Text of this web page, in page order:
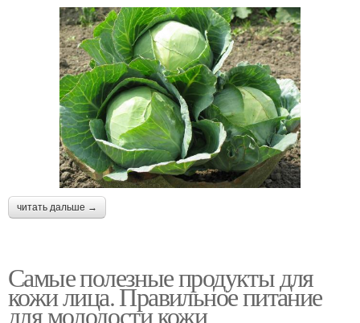
читать дальше →
Самые полезные продукты для
кожи лица. Правильное питание
для молодости кожи